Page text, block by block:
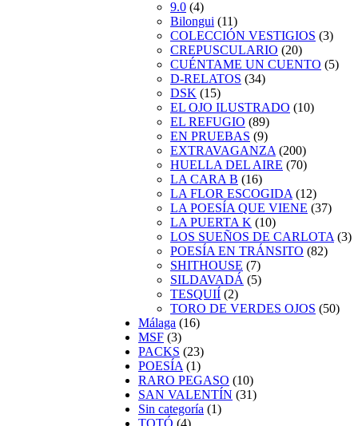
9.0 (4)
Bilongui (11)
COLECCIÓN VESTIGIOS (3)
CREPUSCULARIO (20)
CUÉNTAME UN CUENTO (5)
D-RELATOS (34)
DSK (15)
EL OJO ILUSTRADO (10)
EL REFUGIO (89)
EN PRUEBAS (9)
EXTRAVAGANZA (200)
HUELLA DEL AIRE (70)
LA CARA B (16)
LA FLOR ESCOGIDA (12)
LA POESÍA QUE VIENE (37)
LA PUERTA K (10)
LOS SUEÑOS DE CARLOTA (3)
POESÍA EN TRÁNSITO (82)
SHITHOUSE (7)
SILDAVADÁ (5)
TESQUIÍ (2)
TORO DE VERDES OJOS (50)
Málaga (16)
MSF (3)
PACKS (23)
POESÍA (1)
RARO PEGASO (10)
SAN VALENTÍN (31)
Sin categoría (1)
TOTÓ (4)